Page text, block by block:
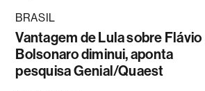
BRASIL
Vantagem de Lula sobre Flávio
Bolsonaro diminui, aponta
pesquisa Genial/Quaest